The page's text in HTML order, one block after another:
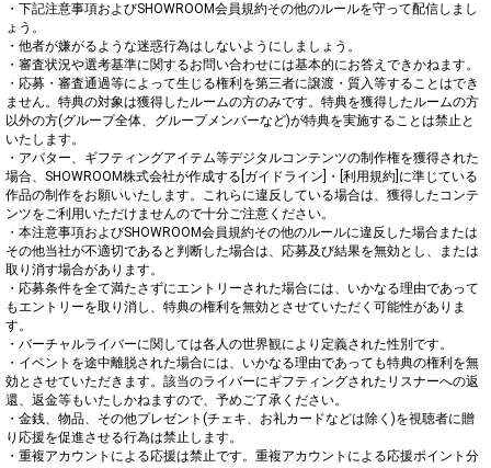
・下記注意事項およびSHOWROOM会員規約その他のルールを守って配信しまし
ょう。
・他者が嫌がるような迷惑行為はしないようにしましょう。
・審査状況や選考基準に関するお問い合わせには基本的にお答えできかねます。
・応募・審査通過等によって生じる権利を第三者に譲渡・質入等することはでき
ません。特典の対象は獲得したルームの方のみです。特典を獲得したルームの方
以外の方(グループ全体、グループメンバーなど)が特典を実施することは禁止と
いたします。
・アバター、ギフティングアイテム等デジタルコンテンツの制作権を獲得された
場合、SHOWROOM株式会社が作成する[ガイドライン]・[利用規約]に準じている
作品の制作をお願いいたします。これらに違反している場合は、獲得したコンテ
ンツをご利用いただけませんので十分ご注意ください。
・本注意事項およびSHOWROOM会員規約その他のルールに違反した場合または
その他当社が不適切であると判断した場合は、応募及び結果を無効とし、または
取り消す場合があります。
・応募条件を全て満たさずにエントリーされた場合には、いかなる理由であって
もエントリーを取り消し、特典の権利を無効とさせていただく可能性がありま
す。
・バーチャルライバーに関しては各人の世界観により定義された性別です。
・イベントを途中離脱された場合には、いかなる理由であっても特典の権利を無
効とさせていただきます。該当のライバーにギフティングされたリスナーへの返
還、返金等もいたしかねますので、予めご了承ください。
・金銭、物品、その他プレゼント(チェキ、お礼カードなどは除く)を視聴者に贈
り応援を促進させる行為は禁止します。
・重複アカウントによる応援は禁止です。重複アカウントによる応援ポイント分